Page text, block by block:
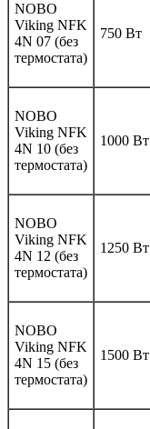
NOBO
Viking NFK
4N 07 (без
термостата)
750 Вт
NOBO
Viking NFK
4N 10 (без
термостата)
1000 Вт
NOBO
Viking NFK
4N 12 (без
термостата)
1250 Вт
NOBO
Viking NFK
4N 15 (без
термостата)
1500 Вт